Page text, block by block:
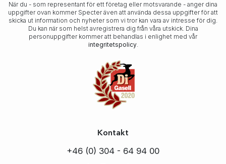
När du - som representant för ett företag eller motsvarande - anger dina
uppgifter ovan kommer Specter även att använda dessa uppgifter för att
skicka ut information och nyheter som vi tror kan vara av intresse för dig.
Du kan när som helst avregistrera dig från våra utskick. Dina
personuppgifter kommer att behandlas i enlighet med vår
integritetspolicy.
Kontakt
+46 (0) 304 - 64 94 00